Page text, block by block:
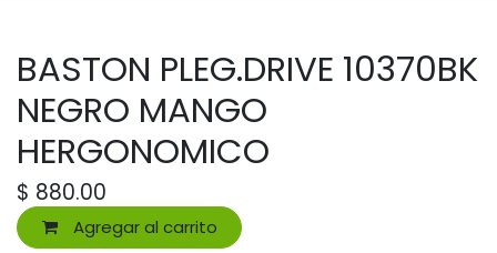
BASTON PLEG.DRIVE 10370BK
NEGRO MANGO
HERGONOMICO
$ 880.00
Agregar al carrito